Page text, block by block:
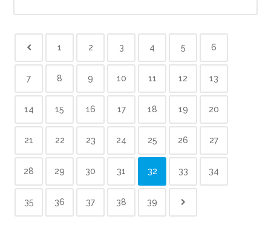
1 2 3 4 5 6
7 8 9 10 11 12 13
14 15 16 17 18 19 20
21 22 23 24 25 26 27
28 29 30 31 32 33 34
35 36 37 38 39